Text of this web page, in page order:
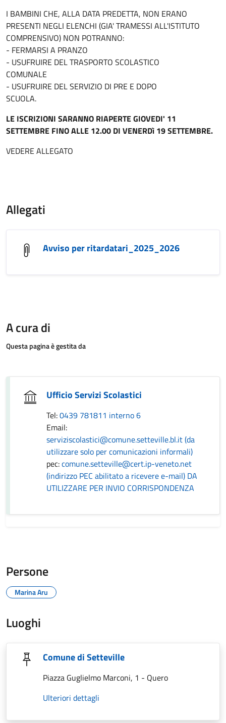
I BAMBINI CHE, ALLA DATA PREDETTA, NON ERANO
PRESENTI NEGLI ELENCHI (GIA' TRAMESSI ALL'ISTITUTO
COMPRENSIVO) NON POTRANNO:
- FERMARSI A PRANZO
- USUFRUIRE DEL TRASPORTO SCOLASTICO
COMUNALE
- USUFRUIRE DEL SERVIZIO DI PRE E DOPO
SCUOLA.
LE ISCRIZIONI SARANNO RIAPERTE GIOVEDI' 11
SETTEMBRE FINO ALLE 12.00 DI VENERDì 19 SETTEMBRE.
VEDERE ALLEGATO
Allegati
Avviso per ritardatari_2025_2026
A cura di
Questa pagina è gestita da
Ufficio Servizi Scolastici
Tel:0439 781811 interno 6
Email:
serviziscolastici@comune.setteville.bl.it (da
utilizzare solo per comunicazioni informali)
pec:comune.setteville@cert.ip-veneto.net
(indirizzo PEC abilitato a ricevere e-mail) DA
UTILIZZARE PER INVIO CORRISPONDENZA
Persone
Marina Aru
Luoghi
Comune di Setteville
Piazza Guglielmo Marconi, 1 - Quero
Ulteriori dettagli